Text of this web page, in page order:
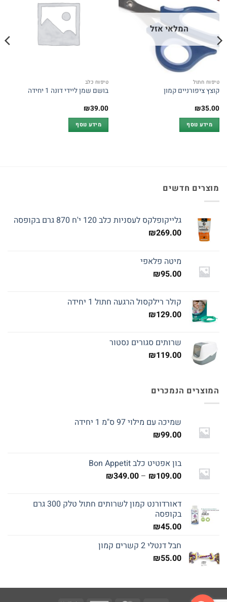
המלאי אזל
טיפוח חתול
קוצץ ציפורניים קמון
₪35.00
מידע נוסף
טיפוח כלב
בושם שמן ליידי דונה 1 יחידה
₪39.00
מידע נוסף
מוצרים חדשים
גלייקופלקס לעסניות כלב 120 י'ח 870 גרם בקופסה
₪269.00
מיטה פלאפי
₪95.00
קולר רילקסול הרגעה חתול 1 יחידה
₪129.00
שרותים סגורים נסטור
₪119.00
המוצרים הנמכרים
שמיכה עם מילוי 97 ס"מ 1 יחידה
₪99.00
בון אפטיט כלב Bon Appetit
₪109.00
–
₪349.00
עד
דאורדורנט קמון לשרותים חתול טלק 300 גרם
בקופסה
₪45.00
חבל דנטלי 2 קשרים קמון
₪55.00